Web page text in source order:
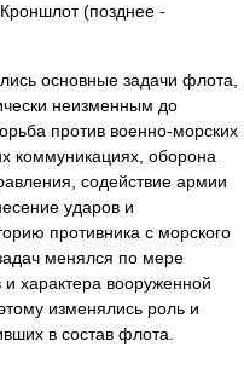
(позднее -
основные задачи флота,
неизменным до
против военно-морских
коммуникациях, оборона
содействие армии
ударов и
противника с морского
менялся по мере
характера вооруженной
изменялись роль и
в состав флота.